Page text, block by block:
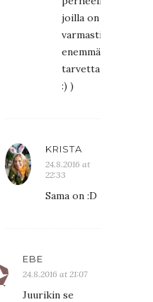
joilla on
varmasti
enemmän
tarvetta
:) )
KRISTA
24.8.2016 at
22:33
Sama on :D
EBE
24.8.2016 at 21:07
Juurikin se